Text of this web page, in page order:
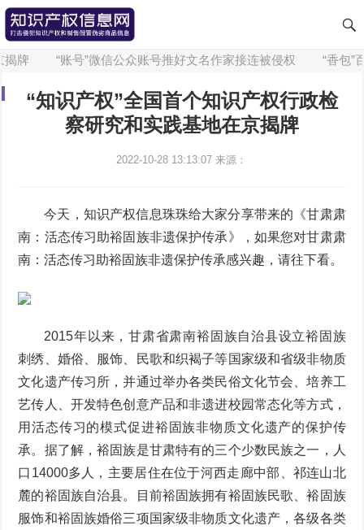
牌 “账号”微信公众账号推好文名作家接连被侵权 “香包”
“知识产权”全国首个知识产权行政检
察研究和实践基地在京揭牌
2022-10-28 13:13:07 来源：
今天，知识产权信息珠珠给大家分享带来的《甘肃肃
南：活态传习助裕固族非遗保护传承》，如果您对甘肃肃
南：活态传习助裕固族非遗保护传承感兴趣，请往下看。
2015年以来，甘肃省肃南裕固族自治县设立裕固族
刺绣、婚俗、服饰、民歌和织褐子等国家级和省级非物质
文化遗产传习所，并通过举办各类民俗文化节会、培养工
艺传人、开发特色创意产品和非遗进校园常态化等方式，
用活态传习的模式促进裕固族非物质文化遗产的保护传
承。据了解，裕固族是甘肃特有的三个少数民族之一，人
口14000多人，主要居住在位于河西走廊中部、祁连山北
麓的裕固族自治县。目前裕固族拥有裕固族民歌、裕固族
服饰和裕固族婚俗三项国家级非物质文化遗产，各级各类